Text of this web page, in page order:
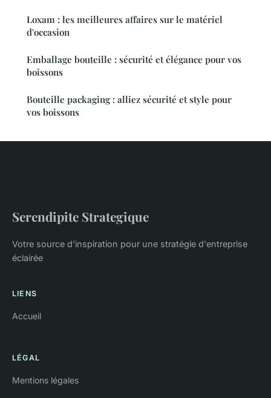
Loxam : les meilleures affaires sur le matériel
d'occasion
Emballage bouteille : sécurité et élégance pour vos
boissons
Bouteille packaging : alliez sécurité et style pour
vos boissons
Serendipite Strategique
Votre source d'inspiration pour une stratégie d'entreprise
éclairée
LIENS
Accueil
LÉGAL
Mentions légales